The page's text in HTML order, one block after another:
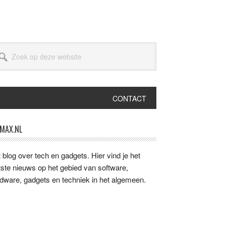
CONTACT
blog over tech en gadgets. Hier vind je het
nieuws op het gebied van software,
gadgets en techniek in het algemeen.